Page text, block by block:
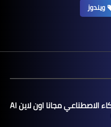
ويندوز
إزالة الملابس بالذكاء الاصطناعي مجانا اون لاين AI